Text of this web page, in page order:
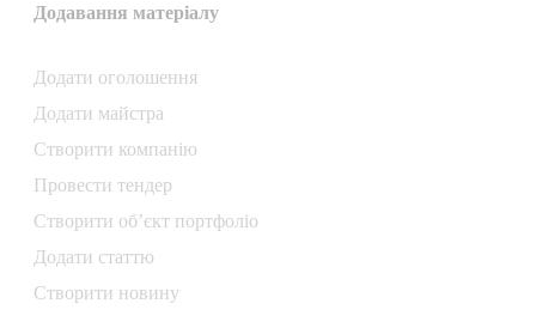
Додавання матеріалу
Додати oголошення
Додати майстра
Створити компанiю
Провести тендер
Створити об’єкт портфоліо
Додати статтю
Створити новину